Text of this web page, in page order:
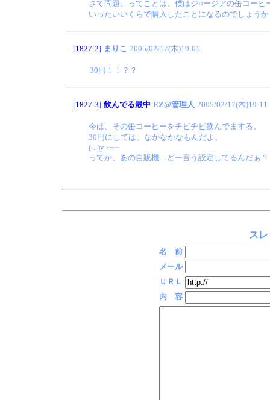
さて問題。ってことは、僕はジ○ージアの缶コーヒ
いったいいくらで購入したことになるのでしょうか
[1827-2] まりこ 2005/02/17(木)19:01
30円！！？？
[1827-3] 飲んでる最中 EZ@管理人 2005/02/17(木)19:11
今は、その缶コーヒーをチビチビ飲んでまする。
30円にしては、なかなかなもんだよ。
(-.-)y-~~~
ってか、あの自販機…どー言う設定してるんだぁ？
ス
名 前
メール
ＵＲＬ
内 容